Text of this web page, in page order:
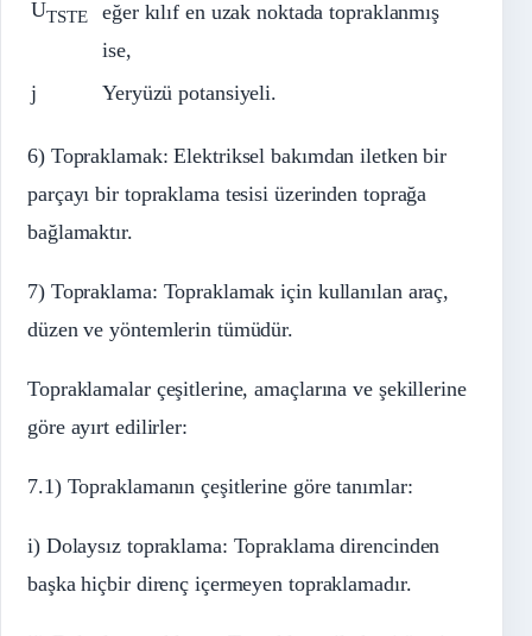
UTSTE
eğer kılıf en uzak noktada topraklanmış
ise,
j
Yeryüzü potansiyeli.
6) Topraklamak: Elektriksel bakımdan iletken bir
parçayı bir topraklama tesisi üzerinden toprağa
bağlamaktır.
7) Topraklama: Topraklamak için kullanılan araç,
düzen ve yöntemlerin tümüdür.
Topraklamalar çeşitlerine, amaçlarına ve şekillerine
göre ayırt edilirler:
7.1) Topraklamanın çeşitlerine göre tanımlar:
i) Dolaysız topraklama: Topraklama direncinden
başka hiçbir direnç içermeyen topraklamadır.